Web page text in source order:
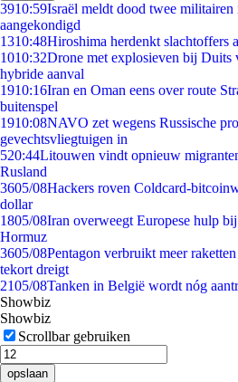
3910:59Israël meldt dood twee
aangekondigd
1310:48Hiroshima herdenkt slachtoffers
1010:32Drone met explosieven bij Duits
hybride aanval
1910:16Iran en Oman eens over route
buitenspel
1910:08NAVO zet wegens Russische
gevechtsvliegtuigen in
520:44Litouwen vindt opnieuw
Rusland
3605/08Hackers roven Coldcard-
dollar
1805/08Iran overweegt Europese hulp
Hormuz
3605/08Pentagon verbruikt meer
tekort dreigt
2105/08Tanken in België wordt nóg
Showbiz
Showbiz
Scrollbar gebruiken
opslaan